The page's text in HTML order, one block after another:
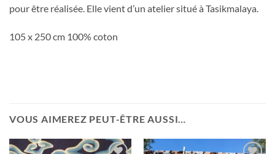
pour être réalisée. Elle vient d’un atelier situé à Tasikmalaya.
105 x 250 cm 100% coton
VOUS AIMEREZ PEUT-ÊTRE AUSSI…